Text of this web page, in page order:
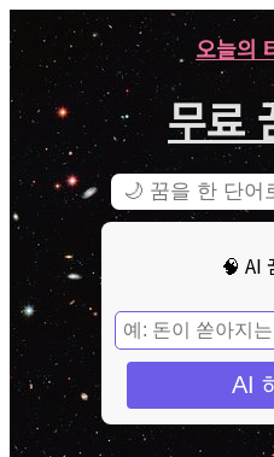
오늘의
무료
🧠 AI
AI